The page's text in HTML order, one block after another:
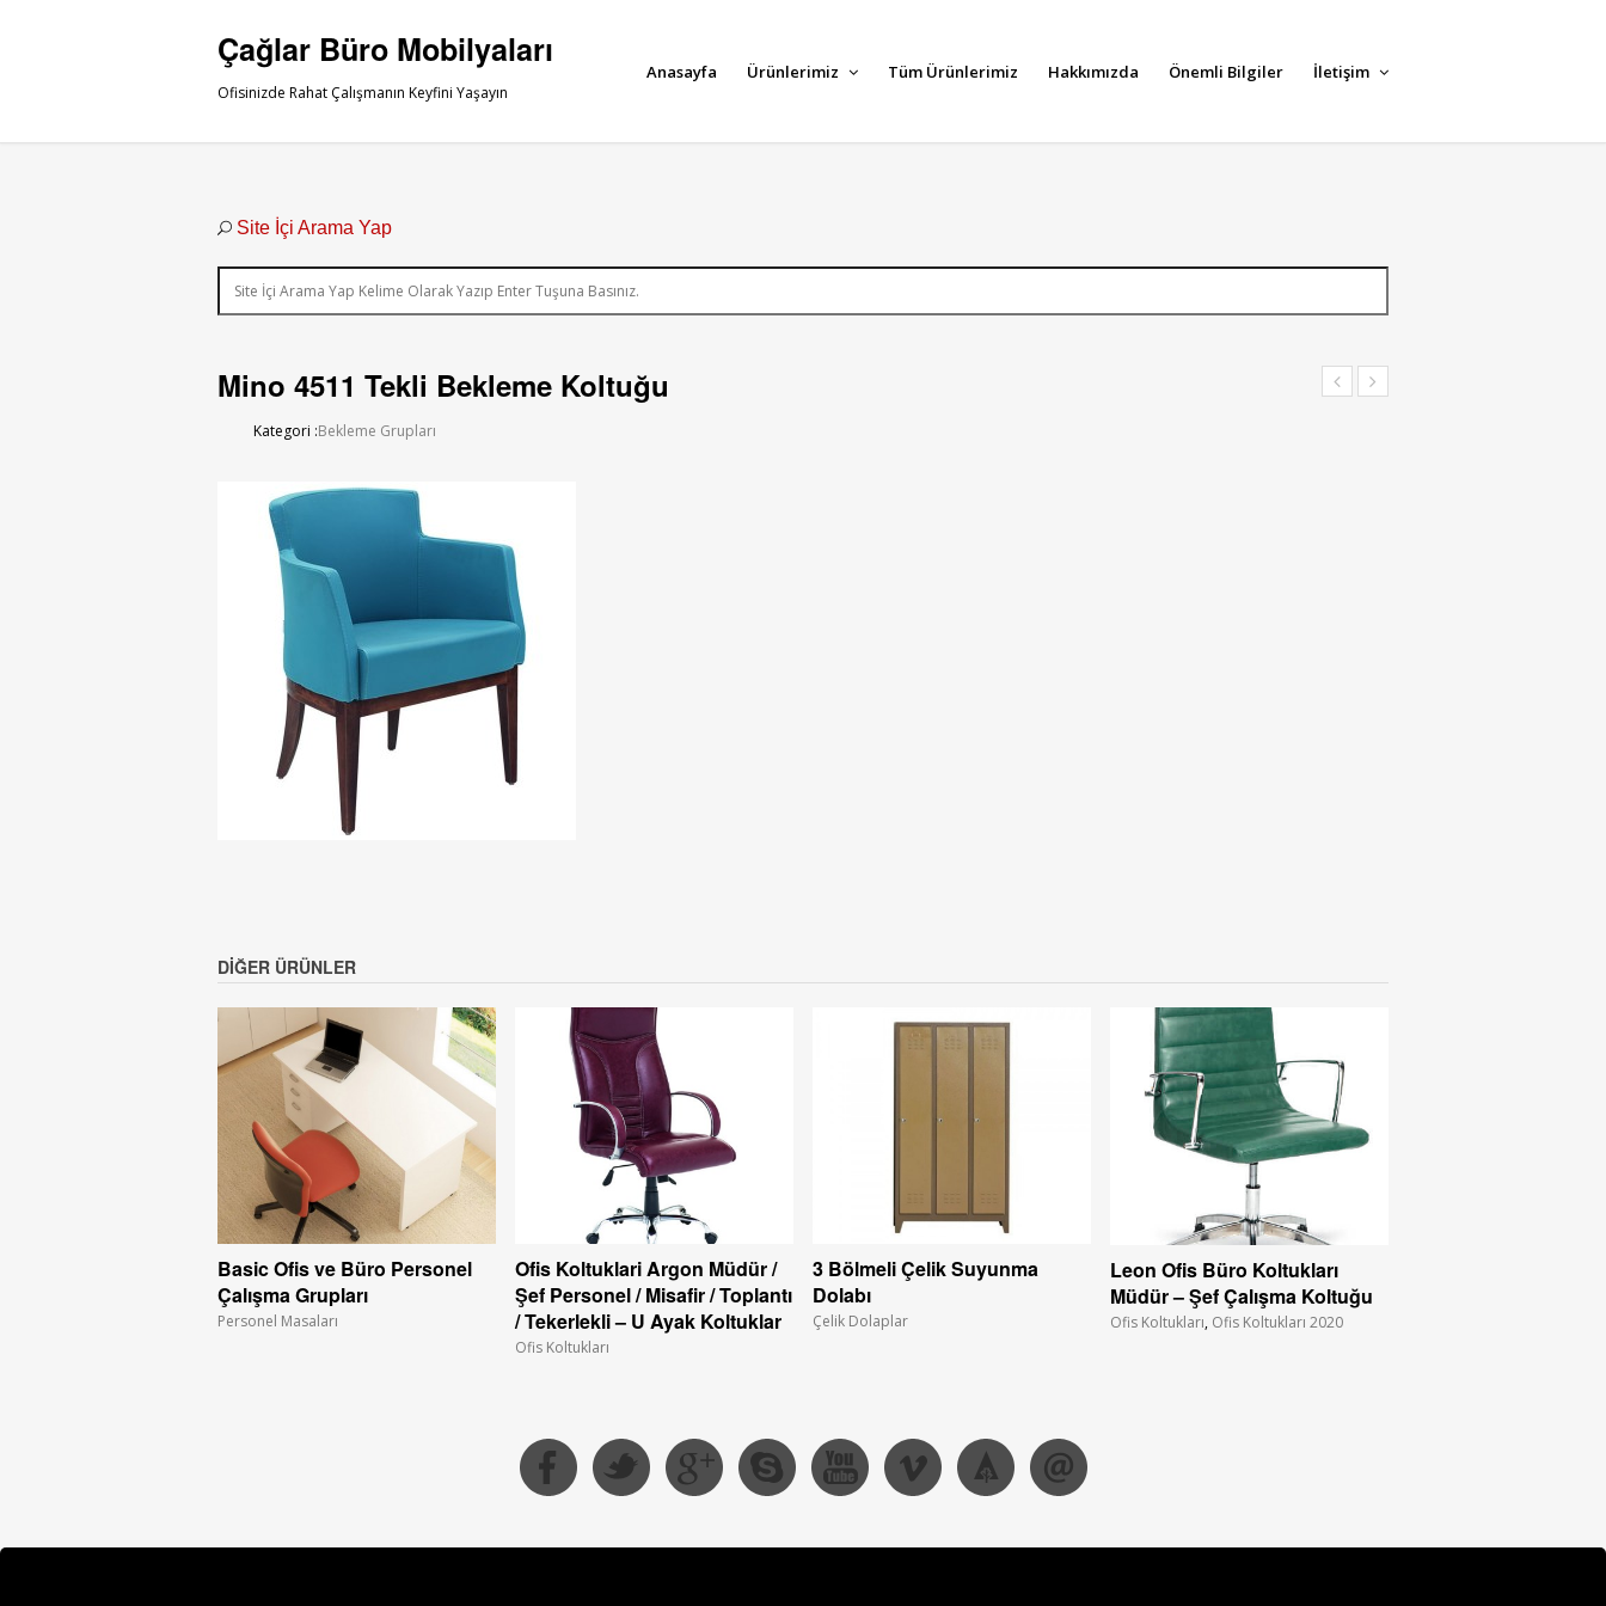
Çağlar Büro Mobilyaları
Ofisinizde Rahat Çalışmanın Keyfini Yaşayın
Anasayfa Ürünlerimiz Tüm Ürünlerimiz Hakkımızda Önemli Bilgiler İletişim
Site İçi Arama Yap
Mino 4511 Tekli Bekleme Koltuğu
Kategori :Bekleme Grupları
DIĞER ÜRÜNLER
Basic Ofis ve Büro Personel
Çalışma Grupları
Personel Masaları
Ofis Koltuklari Argon Müdür /
Şef Personel / Misafir / Toplantı
/ Tekerlekli – U Ayak Koltuklar
Ofis Koltukları
3 Bölmeli Çelik Suyunma
Dolabı
Çelik Dolaplar
Leon Ofis Büro Koltukları
Müdür – Şef Çalışma Koltuğu
Ofis Koltukları, Ofis Koltukları 2020